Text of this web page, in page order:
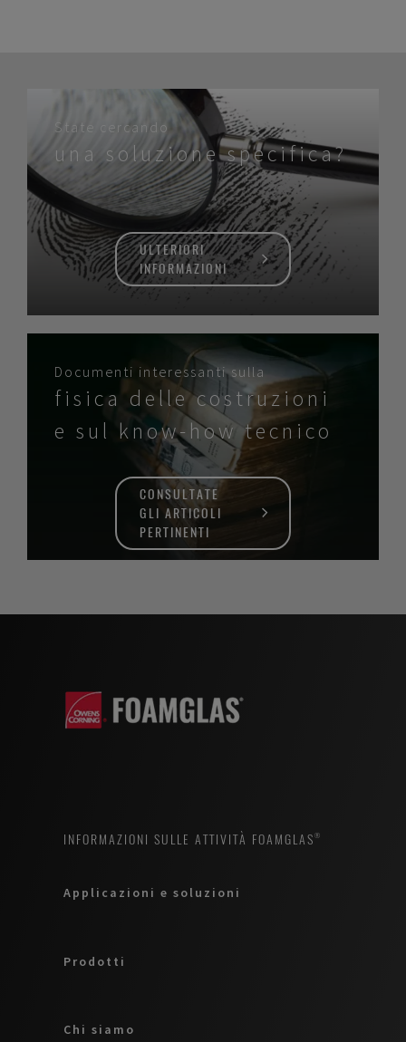
State cercando
una soluzione specifica?
ULTERIORI
INFORMAZIONI
Documenti interessanti sulla
fisica delle costruzioni
e sul know-how tecnico
CONSULTATE
GLI ARTICOLI
PERTINENTI
INFORMAZIONI SULLE ATTIVITÀ FOAMGLAS®
Applicazioni e soluzioni
Prodotti
Chi siamo